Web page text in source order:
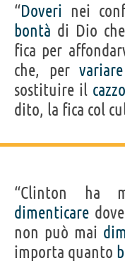
“Doveri nei
bontà di Dio
fica per
che, pervariare
sostituire il cazzo
dito, la fica col
“Clinton ha
dimenticare
non può mai
importa quanto